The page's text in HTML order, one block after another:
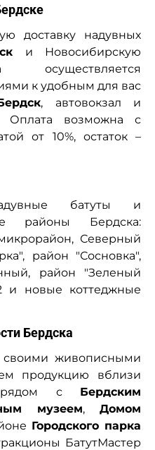
доставку надувных
и Новосибирскую
осуществляется
к удобным для вас
, автовокзал и
Оплата возможна с
от 10%, остаток –
батуты и
районы Бердска:
Северный
район "Сосновка",
район "Зеленый
и новые коттеджные
Бердска
своими живописными
продукцию вблизи
с Бердским
музеем, Домом
Городского парка
БатутМастер